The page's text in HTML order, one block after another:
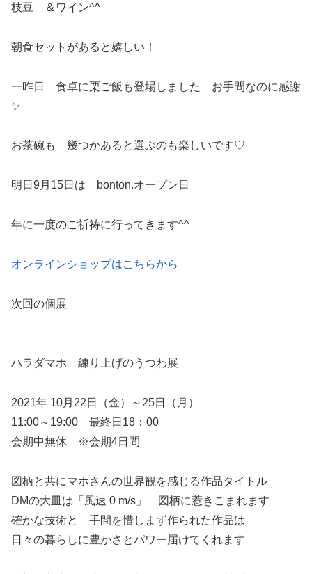
枝豆 ＆ワイン^^
朝食セットがあると嬉しい！
一昨日 食卓に栗ご飯も登場しました お手間なのに感謝
✨
お茶碗も 幾つかあると選ぶのも楽しいです♡
明日9月15日は bonton.オープン日
年に一度のご祈祷に行ってきます^^
オンラインショップはこちらから
次回の個展
ハラダマホ 練り上げのうつわ展
2021年 10月22日（金）～25日（月）
11:00～19:00 最終日18：00
会期中無休 ※会期4日間
図柄と共にマホさんの世界観を感じる作品タイトル
DMの大皿は「風速 0 m/s」 図柄に惹きこまれます
確かな技術と 手間を惜しまず作られた作品は
日々の暮らしに豊かさとパワー届けてくれます